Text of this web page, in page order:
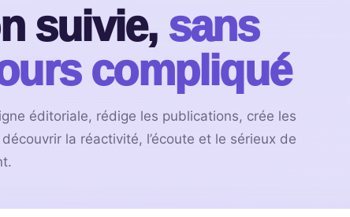
suivie, sans
compliqué
éditoriale, rédige les publications, crée les
la réactivité, l’écoute et le sérieux de